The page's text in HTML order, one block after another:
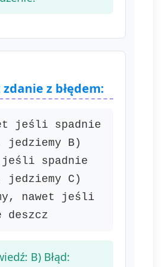
zdanie z błędem:
jeśli spadnie
jedziemy B)
jeśli spadnie
jedziemy C)
nawet jeśli
deszcz
B) Błąd: